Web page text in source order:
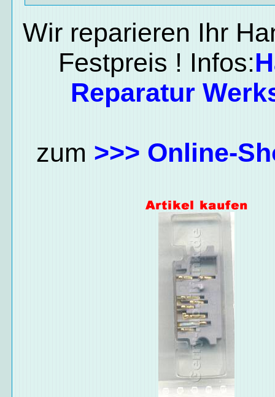
Wir reparieren Ihr
Festpreis ! Infos:
Reparatur
zum >>> Online-